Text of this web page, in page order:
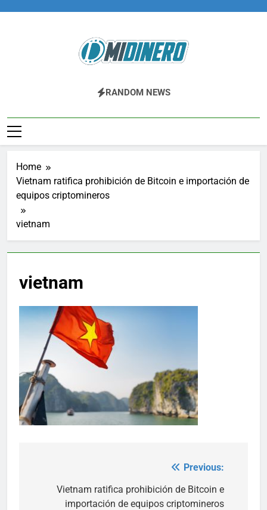
Midinero.co
Fintech, Criptomonedas
RANDOM NEWS
Home
Vietnam ratifica prohibición de Bitcoin e importación de
equipos criptomineros
vietnam
vietnam
navigation
Previous:
Vietnam ratifica prohibición de Bitcoin e
importación de equipos criptomineros